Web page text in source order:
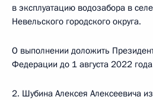
в эксплуатацию водозабора в
Невельского городского округа.
О выполнении доложить
Федерации до 1 августа 2022
2. Шубина Алексея Алексеевича